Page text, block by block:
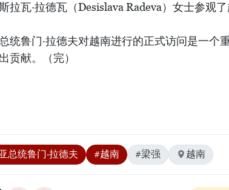
拉瓦·拉德瓦（Desislava Radeva）女士参观了
统鲁门·拉德夫对越南进行的正式访问是一个
贡献。（完）
总统鲁门·拉德夫 #越南 #梁强 越南